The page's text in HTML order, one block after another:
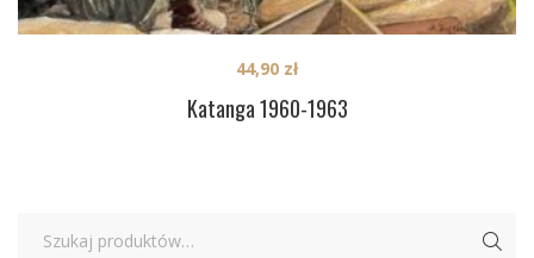
Katanga 1960-1963
44,90 zł